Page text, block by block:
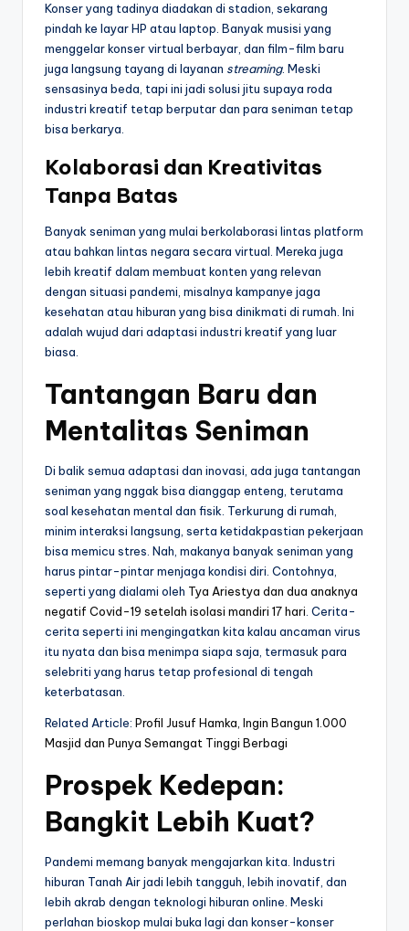
Konser yang tadinya diadakan di stadion, sekarang
pindah ke layar HP atau laptop. Banyak musisi yang
menggelar konser virtual berbayar, dan film-film baru
juga langsung tayang di layanan streaming. Meski
sensasinya beda, tapi ini jadi solusi jitu supaya roda
industri kreatif tetap berputar dan para seniman tetap
bisa berkarya.
Kolaborasi dan Kreativitas
Tanpa Batas
Banyak seniman yang mulai berkolaborasi lintas platform
atau bahkan lintas negara secara virtual. Mereka juga
lebih kreatif dalam membuat konten yang relevan
dengan situasi pandemi, misalnya kampanye jaga
kesehatan atau hiburan yang bisa dinikmati di rumah. Ini
adalah wujud dari adaptasi industri kreatif yang luar
biasa.
Tantangan Baru dan
Mentalitas Seniman
Di balik semua adaptasi dan inovasi, ada juga tantangan
seniman yang nggak bisa dianggap enteng, terutama
soal kesehatan mental dan fisik. Terkurung di rumah,
minim interaksi langsung, serta ketidakpastian pekerjaan
bisa memicu stres. Nah, makanya banyak seniman yang
harus pintar-pintar menjaga kondisi diri. Contohnya,
seperti yang dialami oleh Tya Ariestya dan dua anaknya
negatif Covid-19 setelah isolasi mandiri 17 hari . Cerita-
cerita seperti ini mengingatkan kita kalau ancaman virus
itu nyata dan bisa menimpa siapa saja, termasuk para
selebriti yang harus tetap profesional di tengah
keterbatasan.
Related Article: Profil Jusuf Hamka, Ingin Bangun 1.000
Masjid dan Punya Semangat Tinggi Berbagi
Prospek Kedepan:
Bangkit Lebih Kuat?
Pandemi memang banyak mengajarkan kita. Industri
hiburan Tanah Air jadi lebih tangguh, lebih inovatif, dan
lebih akrab dengan teknologi hiburan online. Meski
perlahan bioskop mulai buka lagi dan konser-konser